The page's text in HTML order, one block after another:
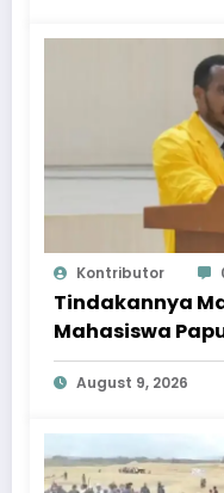
Kontributor
Tindakannya
Mahasiswa
Dari
August 9, 2026